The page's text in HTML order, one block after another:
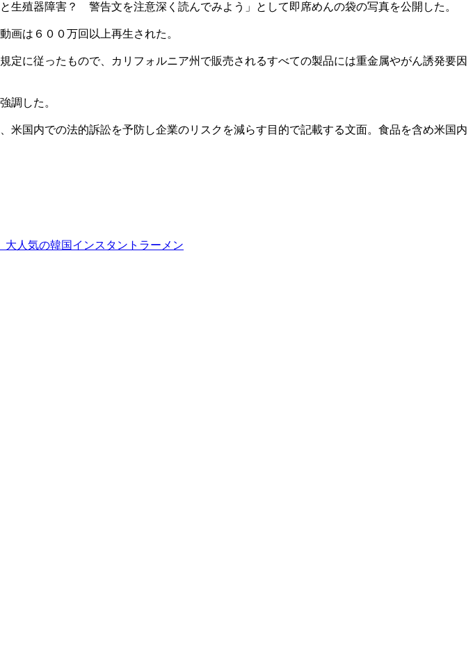
殖器障害？ 警告文を注意深く読んでみよう」として即席めんの袋の写真を公開した。
画は６００万回以上再生された。
に従ったもので、カリフォルニア州で販売されるすべての製品には重金属やがん誘発要因
調した。
国内での法的訴訟を予防し企業のリスクを減らす目的で記載する文面。食品を含め米国内
人気の韓国インスタントラーメン